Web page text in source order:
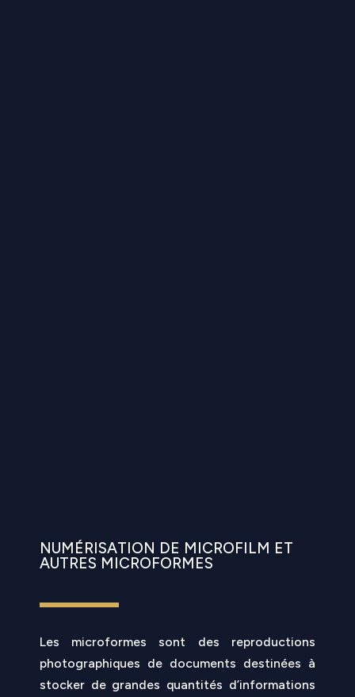
NUMÉRISATION DE MICROFILM ET
AUTRES MICROFORMES
Les microformes sont des reproductions
photographiques de documents destinées à
stocker de grandes quantités d’informations